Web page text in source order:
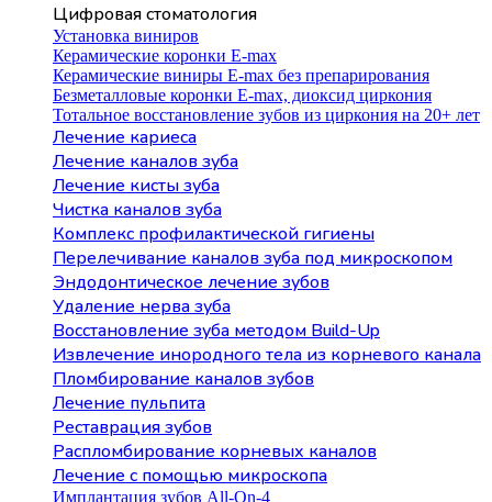
Цифровая стоматология
Установка виниров
Керамические коронки E-max
Керамические виниры E-max без препарирования
Безметалловые коронки Е-max, диоксид циркония
Тотальное восстановление зубов из циркония на 20+ лет
Лечение кариеса
Лечение каналов зуба
Лечение кисты зуба
Чистка каналов зуба
Комплекс профилактической гигиены
Перелечивание каналов зуба под микроскопом
Эндодонтическое лечение зубов
Удаление нерва зуба
Восстановление зуба методом Build-Up
Извлечение инородного тела из корневого канала
Пломбирование каналов зубов
Лечение пульпита
Реставрация зубов
Распломбирование корневых каналов
Лечение с помощью микроскопа
Имплантация зубов All-On-4